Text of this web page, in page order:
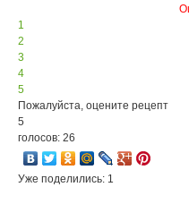
1
2
3
4
5
Пожалуйста, оцените рецепт
5
голосов: 26
Уже поделились: 1